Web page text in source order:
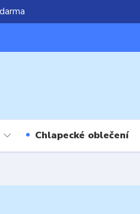
Chlapecké oblečení